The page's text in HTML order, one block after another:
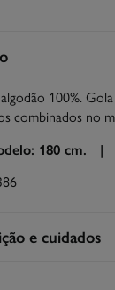
100%.
combinados no
180 cm. |
e cuidados